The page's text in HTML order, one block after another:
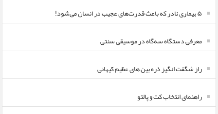
۵ بیماری نادر که باعث قدرت‌های عجیب در انسان می‌شود!
معرفی دستگاه سه‌گاه در موسیقی سنتی
راز شگفت انگیز ذره بین های عظیم کیهانی
راهنمای انتخاب کت و پالتو